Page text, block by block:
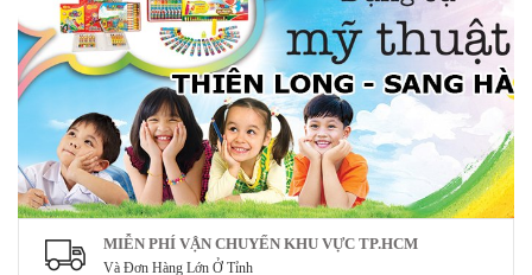
MIỄN PHÍ VẬN CHUYỂN KHU VỰC TP.HCM
Và Đơn Hàng Lớn Ở Tỉnh